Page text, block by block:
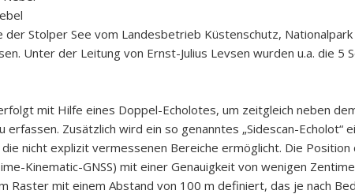
der Stolper See vom Landesbetrieb Küstenschutz,
Unter der Leitung von Ernst-Julius Levsen wurden u.a. die
mit Hilfe eines Doppel-Echolotes, um zeitgleich neben
erfassen. Zusätzlich wird ein so genanntes „Sidescan-
die nicht explizit vermessenen Bereiche ermöglicht. Die
Kinematic-GNSS) mit einer Genauigkeit von wenigen
Raster mit einem Abstand von 100 m definiert, das je nach